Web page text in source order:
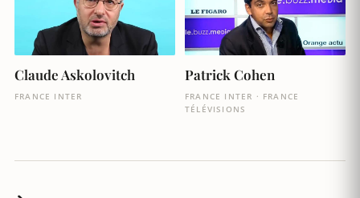
Claude Askolovitch
FRANCE INTER
Patrick Cohen
FRANCE INTER · FRANCE
TÉLÉVISIONS